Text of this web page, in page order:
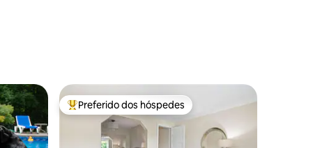
hóspedes Entre os melhores preferidos dos hóspedes
Preferido dos hóspedes